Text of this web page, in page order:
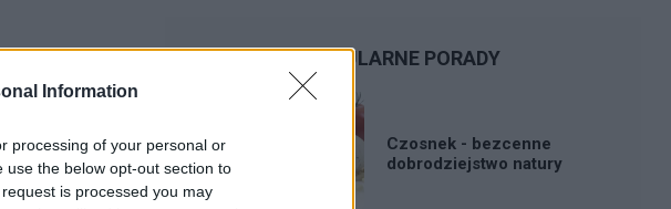
Information
processing of your personal or
the below opt-out section to
is processed you may
POPULARNE PORADY
Czosnek - bezcenne
dobrodziejstwo natury